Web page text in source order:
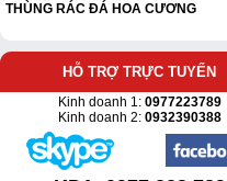
THÙNG RÁC ĐÁ HOA CƯƠNG
HỖ TRỢ TRỰC TUYẾN
Kinh doanh 1:0977223789
Kinh doanh 2: 0932390388